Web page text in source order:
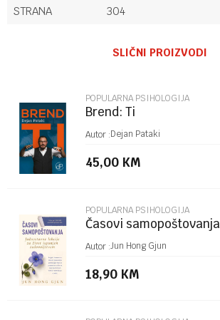
STRANA
304
Poruka
POŠALJI
SLIČNI PROIZVODI
POPULARNA PSIHOLOGIJA
Brend: Ti
Autor :Dejan Pataki
45,00 KM
POPULARNA PSIHOLOGIJA
Časovi samopoštovanja
Autor :Jun Hong Gjun
18,90 KM